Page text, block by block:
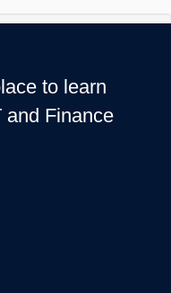
to learn
and Finance